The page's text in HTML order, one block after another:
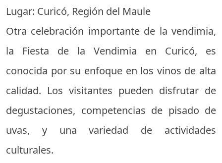
Lugar: Curicó, Región del Maule
Otra celebración importante de la vendimia,
la Fiesta de la Vendimia en Curicó, es
conocida por su enfoque en los vinos de alta
calidad. Los visitantes pueden disfrutar de
degustaciones, competencias de pisado de
uvas, y una variedad de actividades
culturales.